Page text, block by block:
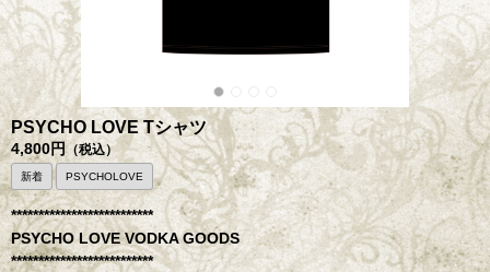
PSYCHO LOVE Tシャツ
4,800円 （税込）
新着 PSYCHOLOVE
**************************
PSYCHO LOVE VODKA GOODS
**************************